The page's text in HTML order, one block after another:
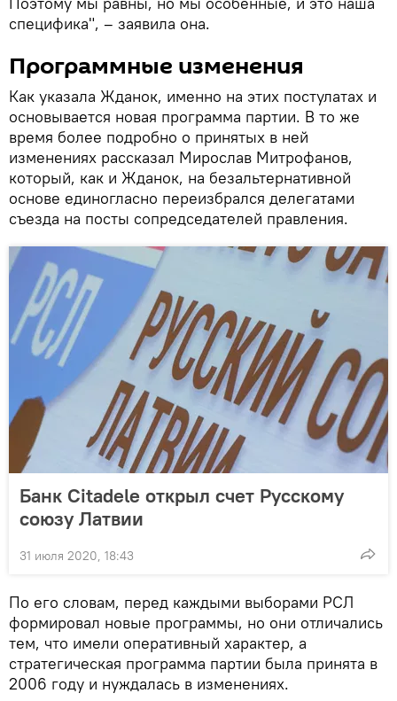
специфика", – заявила она.
Программные изменения
Как указала Жданок, именно на этих постулатах и
основывается новая программа партии. В то же
время более подробно о принятых в ней
изменениях рассказал Мирослав Митрофанов,
который, как и Жданок, на безальтернативной
основе единогласно переизбрался делегатами
съезда на посты сопредседателей правления.
Банк Citadele открыл счет Русскому
союзу Латвии
31 июля 2020, 18:43
По его словам, перед каждыми выборами РСЛ
формировал новые программы, но они отличались
тем, что имели оперативный характер, а
стратегическая программа партии была принята в
2006 году и нуждалась в изменениях.